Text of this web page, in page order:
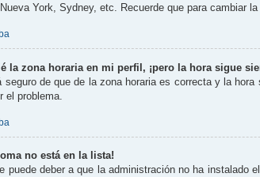
York, Sydney, etc. Recuerde que para cambiar
la zona horaria en mi perfil, ¡pero la hora sigue
seguro de que de la zona horaria es correcta y la
el problema.
no está en la lista!
puede deber a que la administración no ha instalado